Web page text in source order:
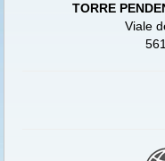
TORRE
Viale